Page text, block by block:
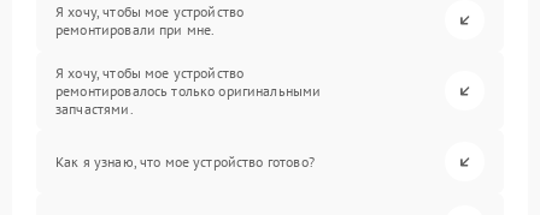
Я хочу, чтобы мое устройство
ремонтировали при мне.
Я хочу, чтобы мое устройство
ремонтировалось только оригинальными
запчастями.
Как я узнаю, что мое устройство готово?